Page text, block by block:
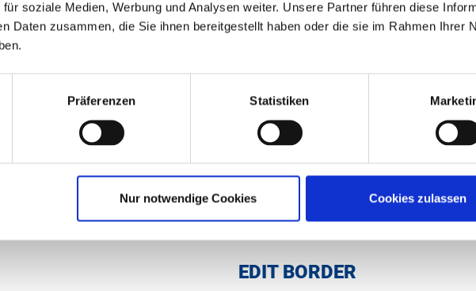
soziale Medien, Werbung und Analysen weiter. Unsere Partner führen diese
Daten zusammen, die Sie ihnen bereitgestellt haben oder die sie im Rahmen Ihrer
Präferenzen Statistiken
Nur notwendige Cookies Cookies zulassen
FLARING
With the flaring roller,
individually shaped.
EDIT BORDER